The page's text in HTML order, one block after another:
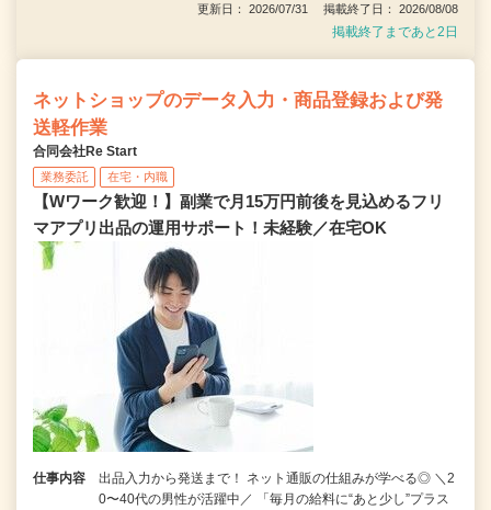
更新日： 2026/07/31 掲載終了日： 2026/08/08
掲載終了まであと2日
ネットショップのデータ入力・商品登録および発
送軽作業
合同会社Re Start
業務委託 在宅・内職
【Wワーク歓迎！】副業で月15万円前後を見込めるフリ
マアプリ出品の運用サポート！未経験／在宅OK
仕事内容
出品入力から発送まで！ ネット通販の仕組みが学べる◎ ＼2
0〜40代の男性が活躍中／ 「毎月の給料に“あと少し”プラス